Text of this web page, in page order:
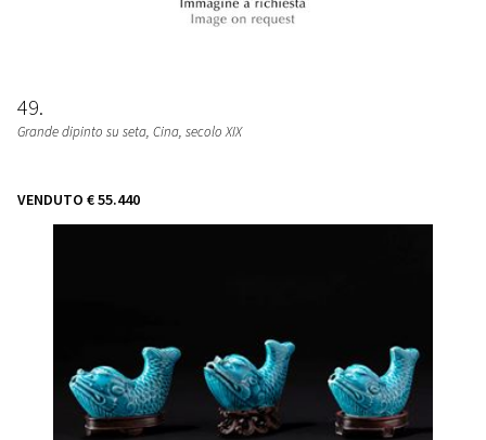
49
Grande dipinto su seta, Cina, secolo XIX
VENDUTO € 55.440